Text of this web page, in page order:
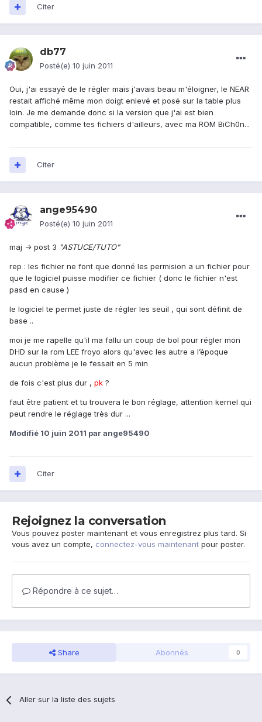
Citer
db77
Posté(e) 10 juin 2011
Oui, j'ai essayé de le régler mais j'avais beau m'éloigner, le NEAR
restait affiché même mon doigt enlevé et posé sur la table plus
loin. Je me demande donc si la version que j'ai est bien
compatible, comme tes fichiers d'ailleurs, avec ma ROM BiCh0n...
Citer
ange95490
Posté(e) 10 juin 2011
maj -> post 3 "ASTUCE/TUTO"
rep : les fichier ne font que donné les permision a un fichier pour
que le logiciel puisse modifier ce fichier ( donc le fichier n'est
pasd en cause )
le logiciel te permet juste de régler les seuil , qui sont définit de
base ..
moi je me rapelle qu'il ma fallu un coup de bol pour régler mon
DHD sur la rom LEE froyo alors qu'avec les autre a l’époque
aucun problème je le fessait en 5 min
de fois c'est plus dur , pk ?
faut être patient et tu trouvera le bon réglage, attention kernel qui
peut rendre le réglage très dur ...
Modifié 10 juin 2011 par ange95490
Citer
Rejoignez la conversation
Vous pouvez poster maintenant et vous enregistrez plus tard. Si
vous avez un compte, connectez-vous maintenant pour poster.
Répondre à ce sujet…
Share Abonnés 0
Aller sur la liste des sujets